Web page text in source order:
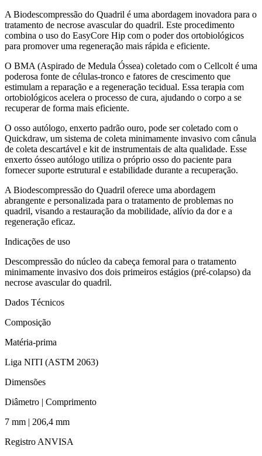
A Biodescompressão do Quadril é uma abordagem inovadora para o
tratamento de necrose avascular do quadril. Este procedimento
combina o uso do EasyCore Hip com o poder dos ortobiológicos
para promover uma regeneração mais rápida e eficiente.
O BMA (Aspirado de Medula Óssea) coletado com o Cellcolt é uma
poderosa fonte de células-tronco e fatores de crescimento que
estimulam a reparação e a regeneração tecidual. Essa terapia com
ortobiológicos acelera o processo de cura, ajudando o corpo a se
recuperar de forma mais eficiente.
O osso autólogo, enxerto padrão ouro, pode ser coletado com o
Quickdraw, um sistema de coleta minimamente invasivo com cânula
de coleta descartável e kit de instrumentais de alta qualidade. Esse
enxerto ósseo autólogo utiliza o próprio osso do paciente para
fornecer suporte estrutural e estabilidade durante a recuperação.
A Biodescompressão do Quadril oferece uma abordagem
abrangente e personalizada para o tratamento de problemas no
quadril, visando a restauração da mobilidade, alívio da dor e a
regeneração eficaz.
Indicações de uso
Descompressão do núcleo da cabeça femoral para o tratamento
minimamente invasivo dos dois primeiros estágios (pré-colapso) da
necrose avascular do quadril.
Dados Técnicos
Composição
Matéria-prima
Liga NITI (ASTM 2063)
Dimensões
Diâmetro | Comprimento
7 mm | 206,4 mm
Registro ANVISA